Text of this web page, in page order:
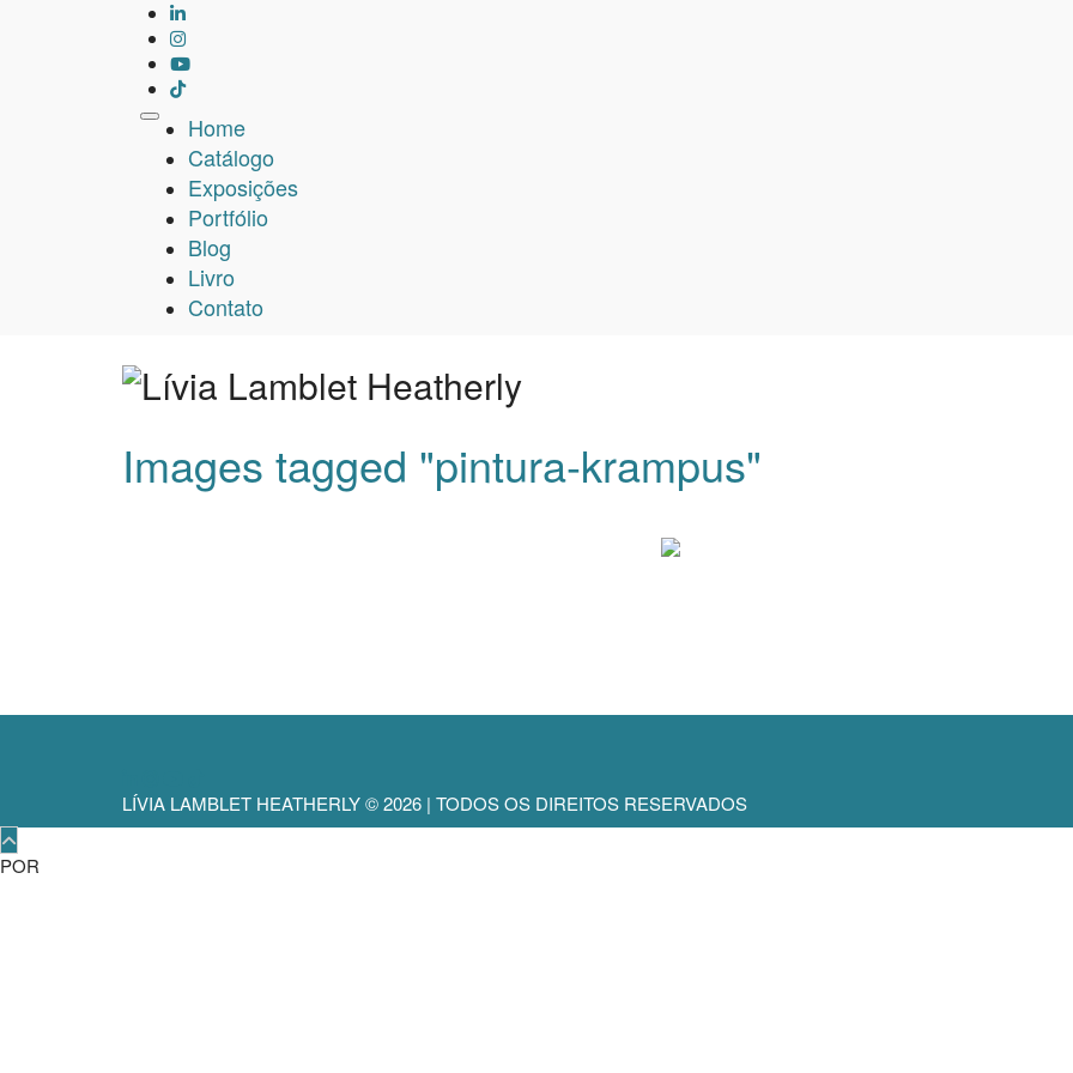
Home
Catálogo
Exposições
Portfólio
Blog
Livro
Contato
Images tagged "pintura-krampus"
LÍVIA LAMBLET HEATHERLY © 2026 | TODOS OS DIREITOS RESERVADOS
POR